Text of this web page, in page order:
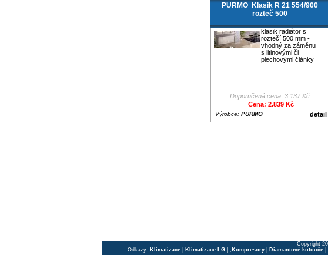
PURMO Klasik R 21 554/900
rozteč 500
klasik radiátor s
roztečí 500 mm -
vhodný za záměnu
s litinovými či
plechovými články
Doporučená cena: 3.137 Kč
Cena: 2.839 Kč
detail
Výrobce: PURMO
Copyright
Odkazy: Klimatizace Klimatizace LG | ; Kompresory Diamantové kotouče